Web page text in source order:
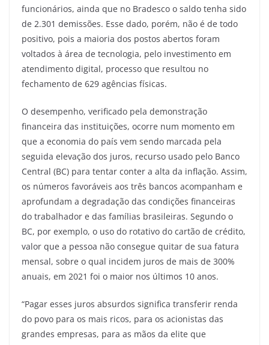
funcionários, ainda que no Bradesco o saldo tenha sido
de 2.301 demissões. Esse dado, porém, não é de todo
positivo, pois a maioria dos postos abertos foram
voltados à área de tecnologia, pelo investimento em
atendimento digital, processo que resultou no
fechamento de 629 agências físicas.
O desempenho, verificado pela demonstração
financeira das instituições, ocorre num momento em
que a economia do país vem sendo marcada pela
seguida elevação dos juros, recurso usado pelo Banco
Central (BC) para tentar conter a alta da inflação. Assim,
os números favoráveis aos três bancos acompanham e
aprofundam a degradação das condições financeiras
do trabalhador e das famílias brasileiras. Segundo o
BC, por exemplo, o uso do rotativo do cartão de crédito,
valor que a pessoa não consegue quitar de sua fatura
mensal, sobre o qual incidem juros de mais de 300%
anuais, em 2021 foi o maior nos últimos 10 anos.
“Pagar esses juros absurdos significa transferir renda
do povo para os mais ricos, para os acionistas das
grandes empresas, para as mãos da elite que